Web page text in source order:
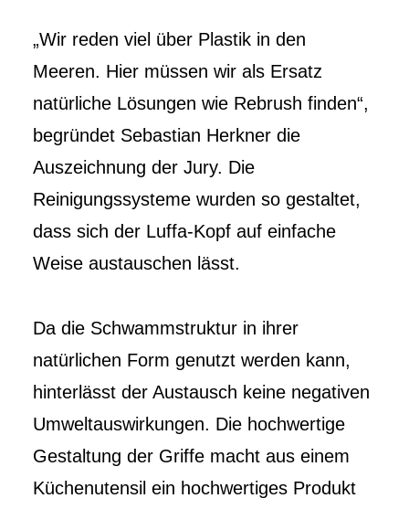
„Wir reden viel über Plastik in den
Meeren. Hier müssen wir als Ersatz
natürliche Lösungen wie Rebrush finden“,
begründet Sebastian Herkner die
Auszeichnung der Jury. Die
Reinigungssysteme wurden so gestaltet,
dass sich der Luffa-Kopf auf einfache
Weise austauschen lässt.
Da die Schwammstruktur in ihrer
natürlichen Form genutzt werden kann,
hinterlässt der Austausch keine negativen
Umweltauswirkungen. Die hochwertige
Gestaltung der Griffe macht aus einem
Küchenutensil ein hochwertiges Produkt